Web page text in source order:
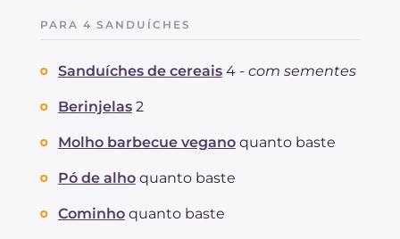
PARA 4 SANDUÍCHES
Sanduíches de cereais 4 - com sementes
Berinjelas 2
Molho barbecue vegano quanto baste
Pó de alho quanto baste
Cominho quanto baste